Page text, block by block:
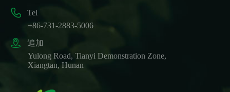

Tel
+86-731-2883-5006

追加
Yulong Road, Tianyi Demonstration Zone,
Xiangtan, Hunan